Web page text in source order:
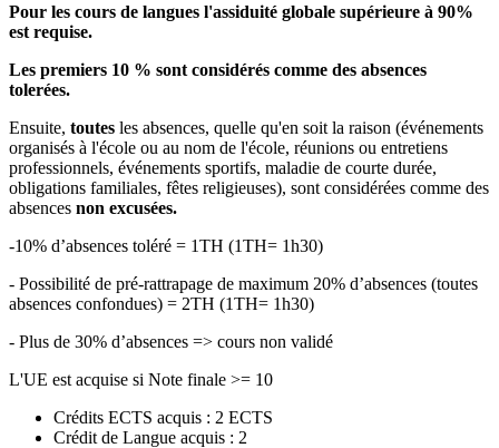
Pour les cours de langues l'assiduité globale supérieure à 90%
est requise.
Les premiers 10 % sont considérés comme des absences
tolerées.
Ensuite, toutes les absences, quelle qu'en soit la raison (événements
organisés à l'école ou au nom de l'école, réunions ou entretiens
professionnels, événements sportifs, maladie de courte durée,
obligations familiales, fêtes religieuses), sont considérées comme des
absences non excusées.
-10% d’absences toléré = 1TH (1TH= 1h30)
- Possibilité de pré-rattrapage de maximum 20% d’absences (toutes
absences confondues) = 2TH (1TH= 1h30)
- Plus de 30% d’absences => cours non validé
L'UE est acquise si Note finale >= 10
Crédits ECTS acquis : 2 ECTS
Crédit de Langue acquis : 2